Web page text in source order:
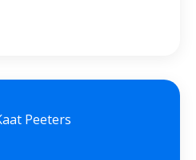
Peeters